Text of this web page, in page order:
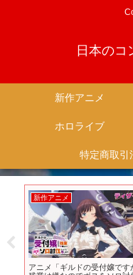
日本のコ
新作アニメ
ホロライブ
新作アニメ
アニメ「ギルドの受付嬢です